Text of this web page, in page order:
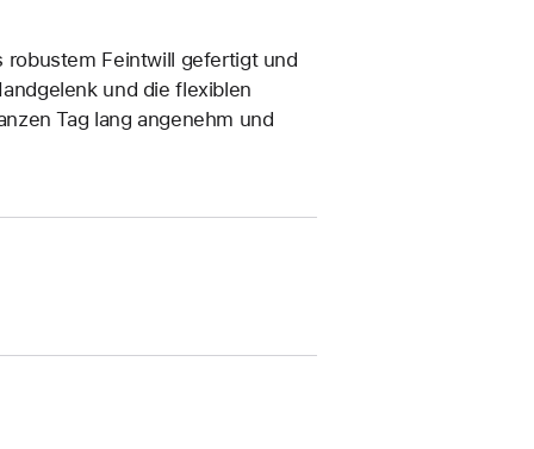
robustem Feintwill gefertigt und
und die flexiblen
Tag lang angenehm und